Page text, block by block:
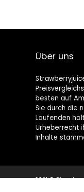
Über uns
besten auf
Sie durch die
Laufenden
Urheberrecht
Inhalte
2021 ©